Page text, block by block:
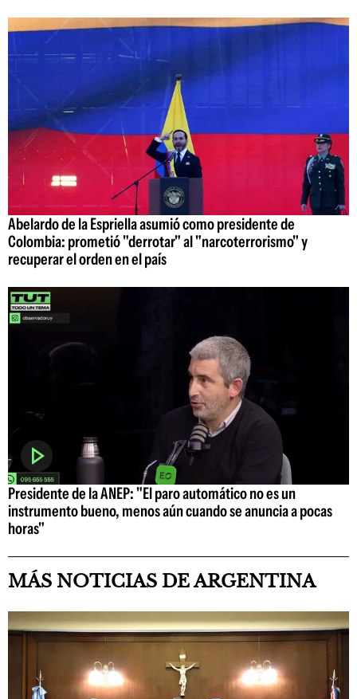
Abelardo de la Espriella asumió como presidente de
Colombia: prometió "derrotar" al "narcoterrorismo" y
recuperar el orden en el país
Presidente de la ANEP: "El paro automático no es un
instrumento bueno, menos aún cuando se anuncia a pocas
horas"
MÁS NOTICIAS DE ARGENTINA